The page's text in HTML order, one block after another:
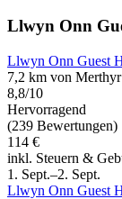
Llwyn Onn
Llwyn Onn Guest
7,2 km von
8,8/10
Hervorragend
(239 Bewertungen)
114 €
inkl. Steuern &
1. Sept.–2. Sept.
Llwyn Onn Guest